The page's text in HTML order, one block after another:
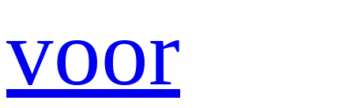
voor